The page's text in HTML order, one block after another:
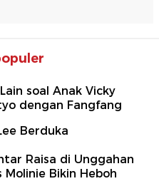
soal Anak Vicky
dengan Fangfang
Berduka
Raisa di Unggahan
Molinie Bikin Heboh